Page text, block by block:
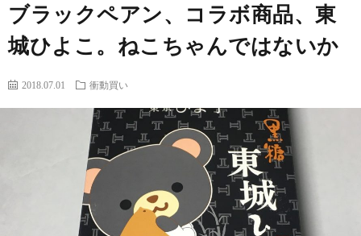
ブラックペアン、コラボ商品、東
城ひよこ。ねこちゃんではないか
2018.07.01 衝動買い